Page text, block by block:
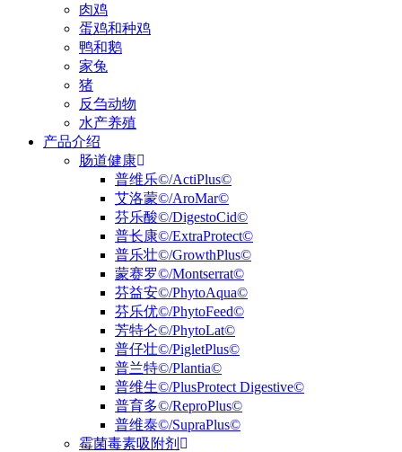
肉鸡
蛋鸡和种鸡
鸭和鹅
家兔
猪
反刍动物
水产养殖
产品介绍
肠道健康
普维乐©/ActiPlus©
艾洛蒙©/AroMar©
芬乐酸©/DigestoCid©
普长康©/ExtraProtect©
普乐壮©/GrowthPlus©
蒙赛罗©/Montserrat©
芬益安©/PhytoAqua©
芬乐优©/PhytoFeed©
芳特仑©/PhytoLat©
普仔壮©/PigletPlus©
普兰特©/Plantia©
普维生©/PlusProtect Digestive©
普育多©/ReproPlus©
普维泰©/SupraPlus©
霉菌毒素吸附剂